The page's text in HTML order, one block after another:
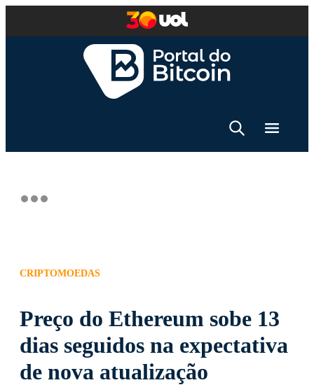
CRIPTOMOEDAS
Preço do Ethereum sobe 13
dias seguidos na expectativa
de nova atualização